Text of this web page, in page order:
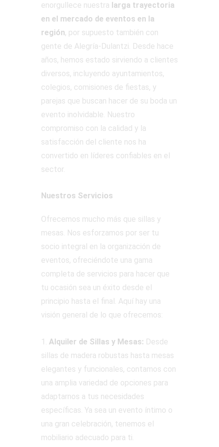
enorgullece nuestra larga trayectoria
en el mercado de eventos en la
región, por supuesto también con
gente de Alegría-Dulantzi. Desde hace
años, hemos estado sirviendo a clientes
diversos, incluyendo ayuntamientos,
colegios, comisiones de fiestas, y
parejas que buscan hacer de su boda un
evento inolvidable. Nuestro
compromiso con la calidad y la
satisfacción del cliente nos ha
convertido en líderes confiables en el
sector.
Nuestros Servicios
Ofrecemos mucho más que sillas y
mesas. Nos esforzamos por ser tu
socio integral en la organización de
eventos, ofreciéndote una gama
completa de servicios para hacer que
tu ocasión sea un éxito desde el
principio hasta el final. Aquí hay una
visión general de lo que ofrecemos:
1. Alquiler de Sillas y Mesas: Desde
sillas de madera robustas hasta mesas
elegantes y funcionales, contamos con
una amplia variedad de opciones para
adaptarnos a tus necesidades
específicas. Ya sea un evento íntimo o
una gran celebración, tenemos el
mobiliario adecuado para ti.